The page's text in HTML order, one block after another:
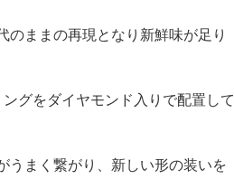
のままの再現となり新鮮味が足り
グをダイヤモンド入りで配置して
うまく繋がり、新しい形の装いを